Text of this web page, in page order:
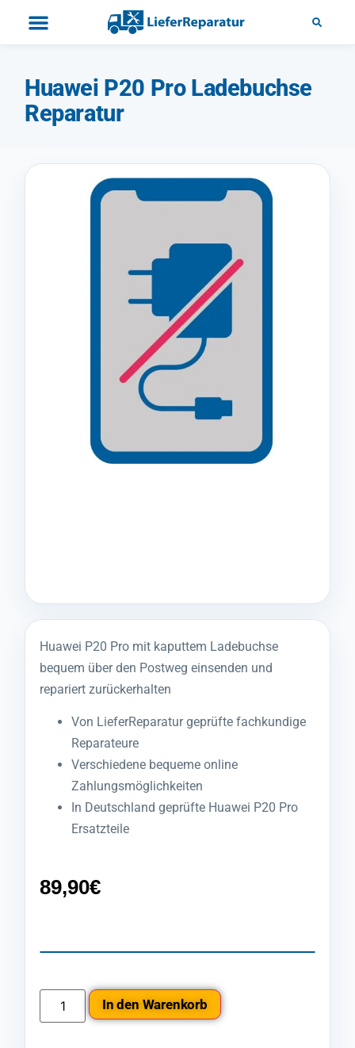
Huawei P20 Pro Ladebuchse
Reparatur
Huawei P20 Pro mit kaputtem Ladebuchse
bequem über den Postweg einsenden und
repariert zurückerhalten
Von LieferReparatur geprüfte fachkundige
Reparateure
Verschiedene bequeme online
Zahlungsmöglichkeiten
In Deutschland geprüfte Huawei P20 Pro
Ersatzteile
89,90€
In den Warenkorb